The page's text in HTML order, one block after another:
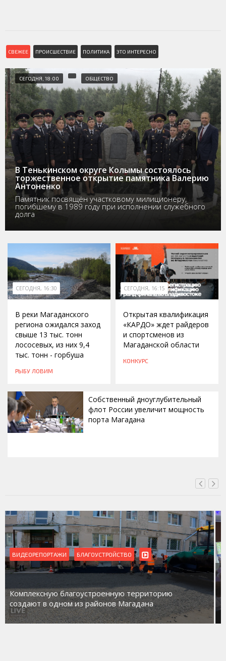
СВЕЖЕЕ ПРОИСШЕСТВИЕ ПОЛИТИКА ЭТО ИНТЕРЕСНО
СЕГОДНЯ, 18:00 ОБЩЕСТВО
В Тенькинском округе Колымы состоялось
торжественное открытие памятника Валерию
Антоненко
Памятник посвящён участковому милиционеру,
погибшему в 1989 году при исполнении служебного
долга
СЕГОДНЯ, 16:30
В реки Магаданского
региона ожидался заход
свыше 13 тыс. тонн
лососевых, из них 9,4
тыс. тонн - горбуша
РЫБУ ЛОВИМ
СЕГОДНЯ, 16:15
Открытая квалификация
«КАРДО» ждет райдеров
и спортсменов из
Магаданской области
КОНКУРС
Собственный дноуглубительный
флот России увеличит мощность
порта Магадана
ВИДЕОРЕПОРТАЖИ
Магадан присоединился к пилотному проекту по
работе с несовершеннолетними из групп
социального риска «Переправа»